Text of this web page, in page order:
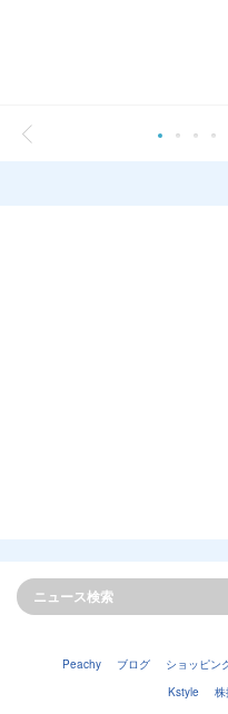
Peachy ブログ ショッピン
Kstyle